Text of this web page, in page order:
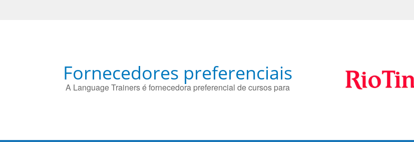
Fornecedores preferenciais
A Language Trainers é fornecedora preferencial de cursos para